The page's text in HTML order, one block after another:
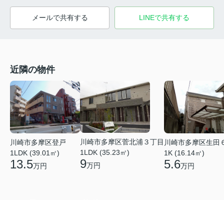
メールで共有する LINEで共有する
近隣の物件
川崎市多摩区登戸
1LDK (39.01㎡)
13.5万円
川崎市多摩区菅北浦３丁目
1LDK (35.23㎡)
9万円
川崎市多摩区生田
1K (16.14㎡)
5.6万円